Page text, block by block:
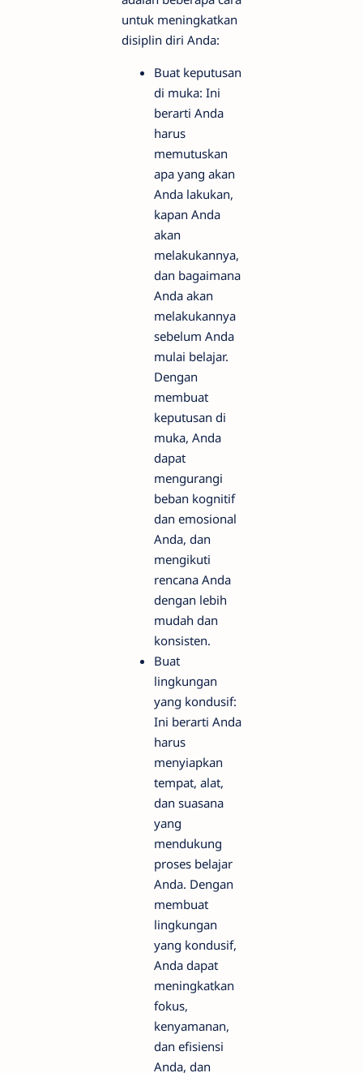
untuk meningkatkan
disiplin diri Anda:
Buat keputusan
di muka: Ini
berarti Anda
harus
memutuskan
apa yang akan
Anda lakukan,
kapan Anda
akan
melakukannya,
dan bagaimana
Anda akan
melakukannya
sebelum Anda
mulai belajar.
Dengan
membuat
keputusan di
muka, Anda
dapat
mengurangi
beban kognitif
dan emosional
Anda, dan
mengikuti
rencana Anda
dengan lebih
mudah dan
konsisten.
Buat
lingkungan
yang kondusif:
Ini berarti Anda
harus
menyiapkan
tempat, alat,
dan suasana
yang
mendukung
proses belajar
Anda. Dengan
membuat
lingkungan
yang kondusif,
Anda dapat
meningkatkan
fokus,
kenyamanan,
dan efisiensi
Anda, dan